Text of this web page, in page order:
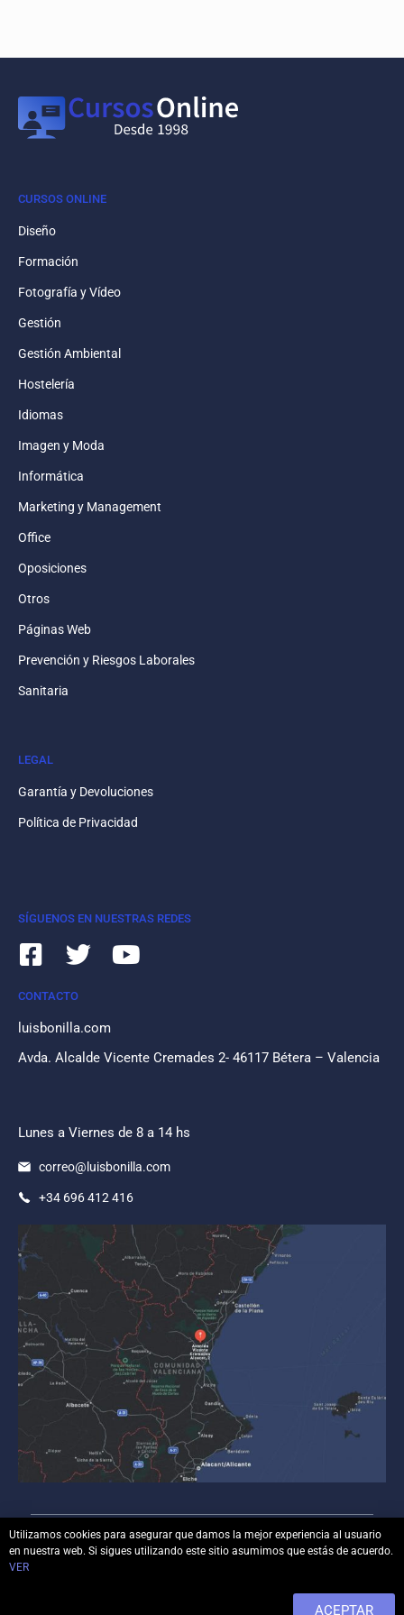
CURSOS ONLINE
Diseño
Formación
Fotografía y Vídeo
Gestión
Gestión Ambiental
Hostelería
Idiomas
Imagen y Moda
Informática
Marketing y Management
Office
Oposiciones
Otros
Páginas Web
Prevención y Riesgos Laborales
Sanitaria
LEGAL
Garantía y Devoluciones
Política de Privacidad
SÍGUENOS EN NUESTRAS REDES
CONTACTO
luisbonilla.com
Avda. Alcalde Vicente Cremades 2- 46117 Bétera – Valencia
Lunes a Viernes de 8 a 14 hs
correo@luisbonilla.com
+34 696 412 416
Utilizamos cookies para asegurar que damos la mejor experiencia al usuario
en nuestra web. Si sigues utilizando este sitio asumimos que estás de acuerdo.
VER
ACEPTAR